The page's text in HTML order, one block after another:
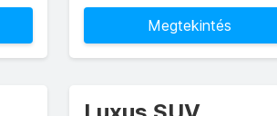
Megtekintés